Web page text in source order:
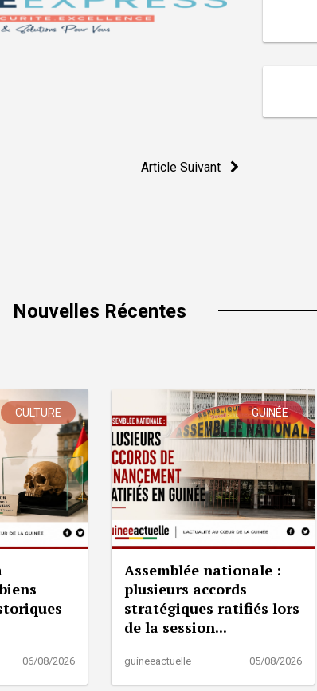
Article Suivant
Nouvelles Récentes
CULTURE
06/08/2026
GUINÉE
Assemblée nationale :
plusieurs accords
stratégiques ratifiés lors
de la session...
guineeactuelle 05/08/2026